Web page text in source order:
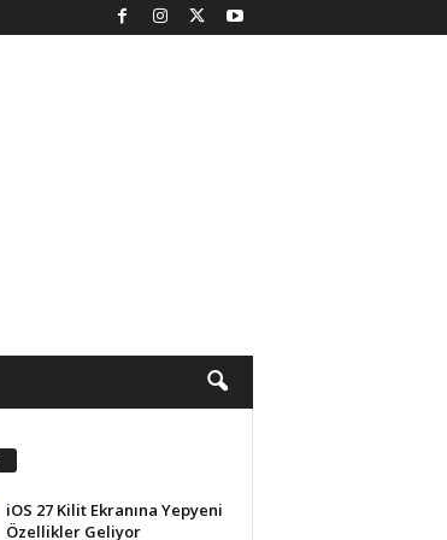
iOS 27 Kilit Ekranına Yepyeni
Özellikler Geliyor